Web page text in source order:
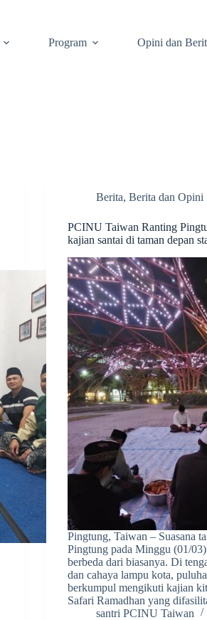
Program Opini dan
Berita,Berita dan Opini
PCINU Taiwan Ranting
kajian santai di taman depan
Pingtung, Taiwan – Suasana
Pingtung pada Minggu (01/03)
berbeda dari biasanya. Di
dan cahaya lampu kota,
berkumpul mengikuti kajian
Safari Ramadhan yang
santri PCINU Taiwan